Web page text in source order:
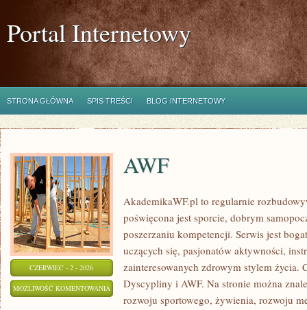
Portal Internetowy
STRONA GŁÓWNA SPIS TREŚCI BLOG INTERNETOWY
CZERWIEC - 2 - 2026
MOŻLIWOŚĆ KOMENTOWANIA AWF
AWF
AkademikaWF.pl to regularnie
poświęcona jest sporcie, dobrym
poszerzaniu kompetencji. Serwis jest
uczących się, pasjonatów aktywności,
zainteresowanych zdrowym stylem życia.
Dyscypliny i AWF. Na stronie można
rozwoju sportowego, żywienia, rozwoju